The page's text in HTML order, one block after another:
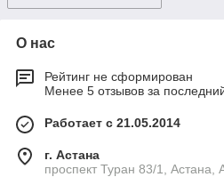
О нас
Рейтинг не сформирован
Менее 5 отзывов за
Работает с 21.05.2014
г. Астана
проспект Туран 83/1, Астана,